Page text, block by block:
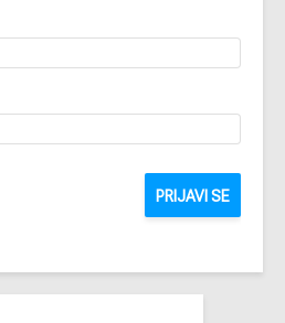
PRIJAVI SE